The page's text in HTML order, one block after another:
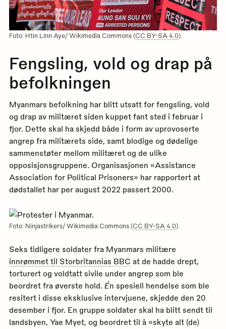
Foto: Htin Linn Aye/ Wikimedia Commons (CC BY-SA 4.0).
Fengsling, vold og drap på
befolkningen
Myanmars befolkning har blitt utsatt for fengsling, vold
og drap av militæret siden kuppet fant sted i februar i
fjor. Dette skal ha skjedd både i form av uprovoserte
angrep fra militærets side, samt blodige og dødelige
sammenstøter mellom militæret og de ulike
opposisjonsgruppene. Organisasjonen «Assistance
Association for Political Prisoners» har rapportert at
dødstallet har per august 2022 passert 2000.
Foto: Ninjastrikers/ Wikimedia Commons (CC BY-SA 4.0).
Seks tidligere soldater fra Myanmars militære
innrømmet til Storbritannias BBC at de hadde drept,
torturert og voldtatt sivile under angrep som ble
beordret fra øverste hold. Én spesiell hendelse som ble
resitert i disse eksklusive intervjuene, skjedde den 20
desember i fjor. En gruppe soldater skal ha blitt sendt til
landsbyen, Yae Myet, og beordret til å «skyte alt (de)